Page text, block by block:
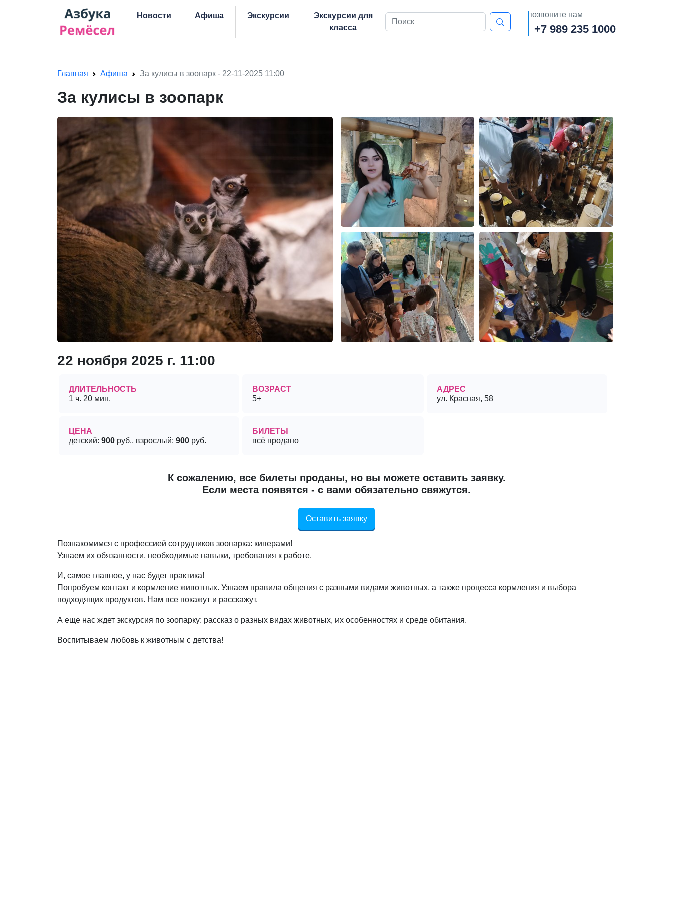
Новости
Афиша Экскурсии
Экскурсии для
класса
Поиск позвоните нам
+7 989 235 1000
Главная Афиша За кулисы в зоопарк - 22-11-2025 11:00
За кулисы в зоопарк
22 ноября 2025 г. 11:00
ДЛИТЕЛЬНОСТЬ
1 ч. 20 мин.
ВОЗРАСТ
5+
АДРЕС
ул. Красная, 58
ЦЕНА
детский: 900 руб., взрослый: 900 руб.
БИЛЕТЫ
всё продано
К сожалению, все билеты проданы, но вы можете оставить заявку.
Если места появятся - с вами обязательно свяжутся.
Оставить заявку
Познакомимся с профессией сотрудников зоопарка: киперами!
Узнаем их обязанности, необходимые навыки, требования к работе.
И, самое главное, у нас будет практика!
Попробуем контакт и кормление животных. Узнаем правила общения с разными видами животных, а также процесса кормления и выбора
подходящих продуктов. Нам все покажут и расскажут.
А еще нас ждет экскурсия по зоопарку: рассказ о разных видах животных, их особенностях и среде обитания.
Воспитываем любовь к животным с детства!